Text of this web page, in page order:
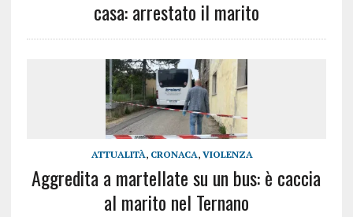
casa: arrestato il marito
ATTUALITÀ, CRONACA,VIOLENZA
Aggredita a martellate su un bus: è caccia
al marito nel Ternano